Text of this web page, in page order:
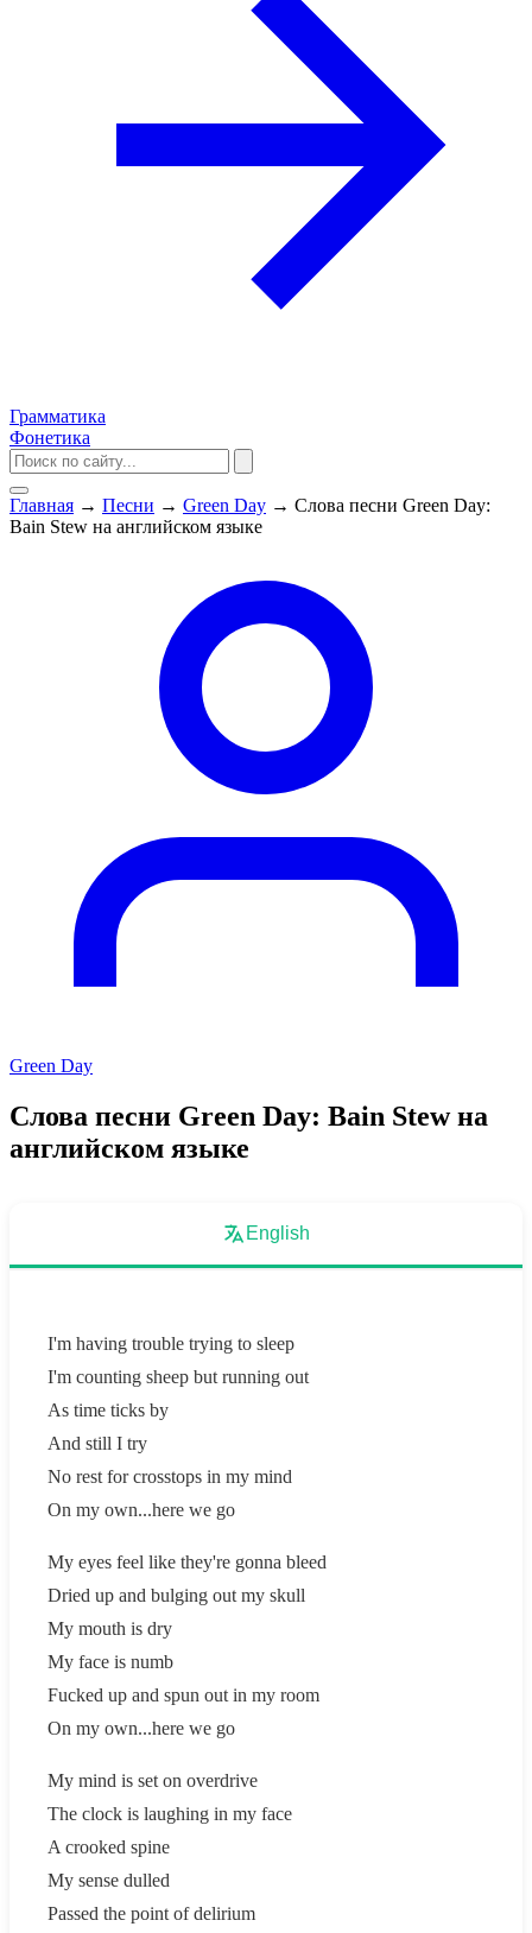
Грамматика
Фонетика
Главная → Песни → Green Day → Слова песни Green Day:
Bain Stew на английском языке
Green Day
Слова песни Green Day: Bain Stew на
английском языке
English
I'm having trouble trying to sleep
I'm counting sheep but running out
As time ticks by
And still I try
No rest for crosstops in my mind
On my own...here we go
My eyes feel like they're gonna bleed
Dried up and bulging out my skull
My mouth is dry
My face is numb
Fucked up and spun out in my room
On my own...here we go
My mind is set on overdrive
The clock is laughing in my face
A crooked spine
My sense dulled
Passed the point of delirium